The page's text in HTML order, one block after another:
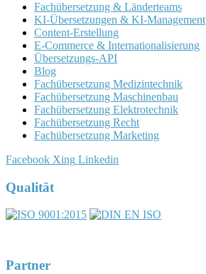
Fachübersetzung & Länderteams
KI-Übersetzungen & KI-Management
Content-Erstellung
E-Commerce & Internationalisierung
Übersetzungs-API
Blog
Fachübersetzung Medizintechnik
Fachübersetzung Maschinenbau
Fachübersetzung Elektrotechnik
Fachübersetzung Recht
Fachübersetzung Marketing
Facebook Xing Linkedin
Qualität
Partner